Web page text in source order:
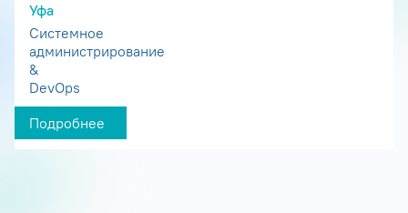
Уфа
Системное
администрирование
&
DevOps
Подробнее